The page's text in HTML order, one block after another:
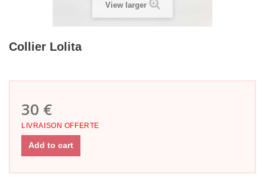
View larger
Collier Lolita
30 €
LIVRAISON OFFERTE
Add to cart